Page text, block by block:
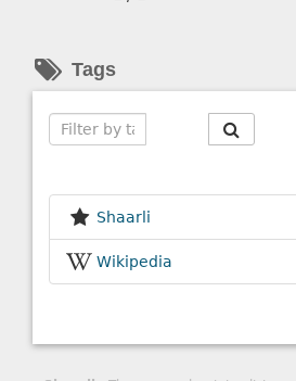
Tags
Shaarli
Wikipedia